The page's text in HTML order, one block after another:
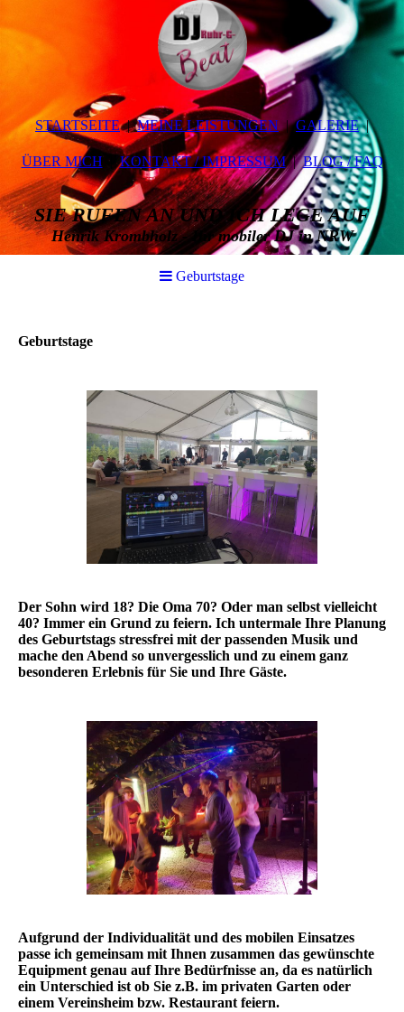
STARTSEITE MEINE LEISTUNGEN GALERIE
ÜBER MICH KONTAKT / IMPRESSUM BLOG / FAQ
SIE RUFEN AN UND ICH LEGE AUF
Henrik Krombholz - Ihr mobiler DJ in NRW
Geburtstage
Geburtstage
Der Sohn wird 18? Die Oma 70? Oder man selbst vielleicht
40? Immer ein Grund zu feiern. Ich untermale Ihre Planung
des Geburtstags stressfrei mit der passenden Musik und
mache den Abend so unvergesslich und zu einem ganz
besonderen Erlebnis für Sie und Ihre Gäste.
Aufgrund der Individualität und des mobilen Einsatzes
passe ich gemeinsam mit Ihnen zusammen das gewünschte
Equipment genau auf Ihre Bedürfnisse an, da es natürlich
ein Unterschied ist ob Sie z.B. im privaten Garten oder
einem Vereinsheim bzw. Restaurant feiern.